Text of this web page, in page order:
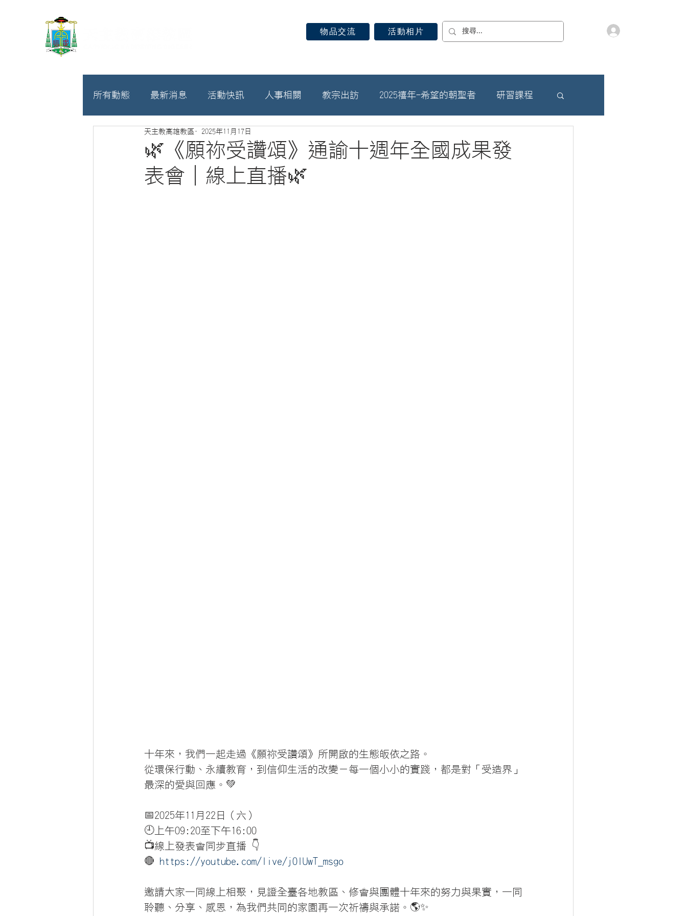
物品交流 活動相片
所有動態 最新消息 活動快訊 人事相關 教宗出訪 2025禧年-希望的朝聖者 研習課程
募款相關
🌿《願祢受讚頌》通諭十週年全國成果發
表會｜線上直播🌿
天主教高雄教區 2025年11月17日
十年來，我們一起走過《願祢受讚頌》所開啟的生態皈依之路。
從環保行動、永續教育，到信仰生活的改變－每一個小小的實踐，都是對「受造界」
最深的愛與回應。💚
📅2025年11月22日（六）
🕘上午09:20至下午16:00
📺線上發表會同步直播 👇
🔴 https://youtube.com/live/j0lUwT_msgo
邀請大家一同線上相聚，見證全臺各地教區、修會與團體十年來的努力與果實，一同
聆聽、分享、感恩，為我們共同的家園再一次祈禱與承諾。🌎✨